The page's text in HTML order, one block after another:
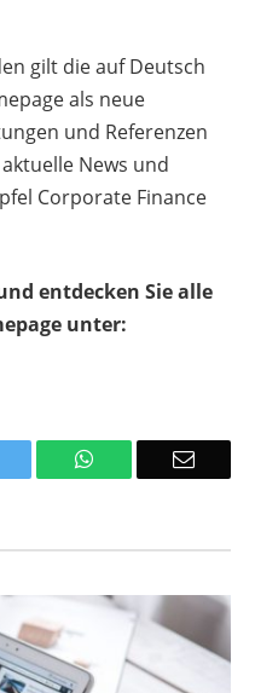
gilt die auf Deutsch
als neue
und Referenzen
News und
Corporate Finance
entdecken Sie alle
unter:
WhatsApp Email